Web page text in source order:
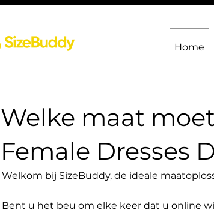
Home
Welke maat
Female Dresses
Welkom bij SizeBuddy, de ideale
Bent u het beu om elke keer dat u online